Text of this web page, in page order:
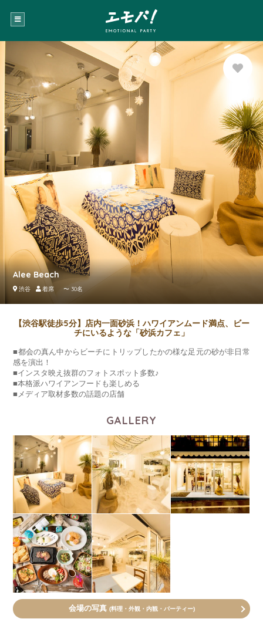
Alee Beach
渋谷 着席 〜 30名
お気に
入り登
録
【渋谷駅徒歩5分】店内一面砂浜！ハワイアンムード満点、ビー
チにいるような「砂浜カフェ」
■都会の真ん中からビーチにトリップしたかの様な足元の砂が非日常
感を演出！
■インスタ映え抜群のフォトスポット多数♪
■本格派ハワイアンフードも楽しめる
■メディア取材多数の話題の店舗
GALLERY
会場の写真 (料理・外観・内観・パーティー)